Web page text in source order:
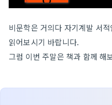
비문학은 거의다 자기계발 서
읽어보시기 바랍니다.
그럼 이번 주말은 책과 함께 해